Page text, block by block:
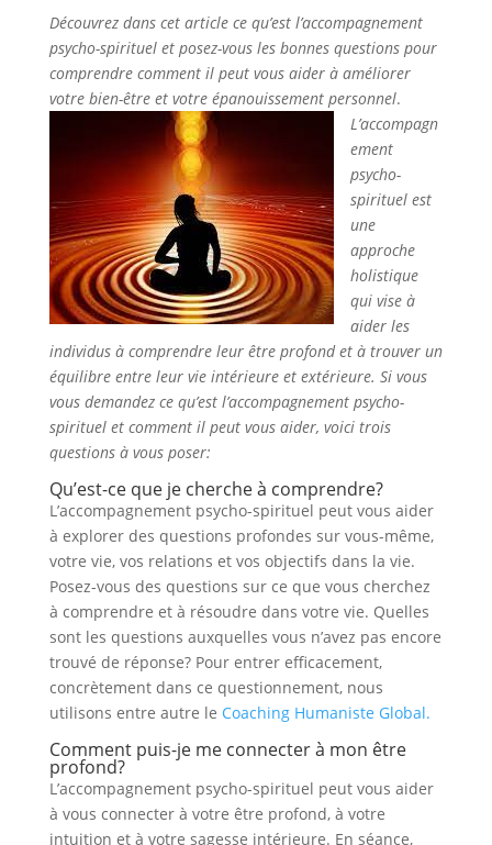
Découvrez dans cet article ce qu’est l’accompagnement
psycho-spirituel et posez-vous les bonnes questions pour
comprendre comment il peut vous aider à améliorer
votre bien-être et votre épanouissement personnel.
L’accompagn
ement
psycho-
spirituel est
une
approche
holistique
qui vise à
aider les
individus à comprendre leur être profond et à trouver un
équilibre entre leur vie intérieure et extérieure. Si vous
vous demandez ce qu’est l’accompagnement psycho-
spirituel et comment il peut vous aider, voici trois
questions à vous poser:
Qu’est-ce que je cherche à comprendre?
L’accompagnement psycho-spirituel peut vous aider
à explorer des questions profondes sur vous-même,
votre vie, vos relations et vos objectifs dans la vie.
Posez-vous des questions sur ce que vous cherchez
à comprendre et à résoudre dans votre vie. Quelles
sont les questions auxquelles vous n’avez pas encore
trouvé de réponse? Pour entrer efficacement,
concrètement dans ce questionnement, nous
utilisons entre autre le Coaching Humaniste Global.
Comment puis-je me connecter à mon être
profond?
L’accompagnement psycho-spirituel peut vous aider
à vous connecter à votre être profond, à votre
intuition et à votre sagesse intérieure. En séance,